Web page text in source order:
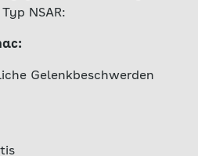
NSAR:
Gelenkbeschwerden